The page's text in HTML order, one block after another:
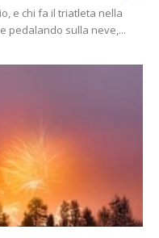
e chi fa il triatleta nella
pedalando sulla neve,...